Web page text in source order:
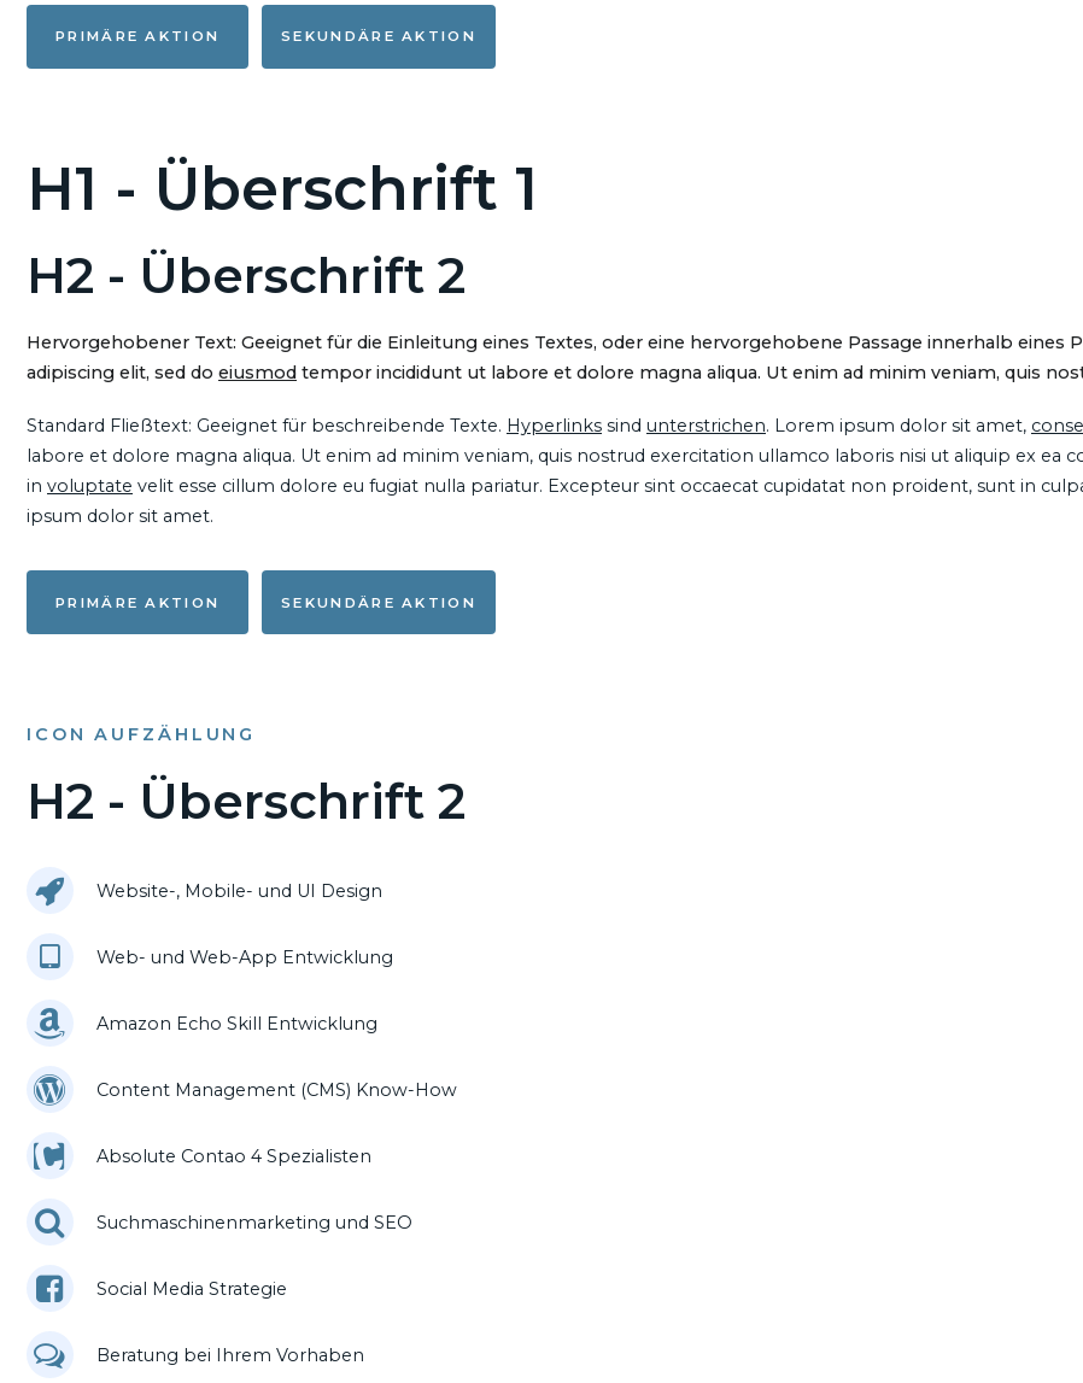
PRIMÄRE AKTION SEKUNDÄRE AKTION
H1 - Überschrift 1
H2 - Überschrift 2
Hervorgehobener Text: Geeignet für die Einleitung eines Textes, oder eine hervorgehobene Passage innerhalb
adipiscing elit, sed do eiusmod tempor incididunt ut labore et dolore magna aliqua. Ut enim ad minim veniam, quis
Standard Fließtext: Geeignet für beschreibende Texte. Hyperlinks sind unterstrichen. Lorem ipsum dolor sit amet,
labore et dolore magna aliqua. Ut enim ad minim veniam, quis nostrud exercitation ullamco laboris nisi ut aliquip ex
in voluptate velit esse cillum dolore eu fugiat nulla pariatur. Excepteur sint occaecat cupidatat non proident, sunt in
ipsum dolor sit amet.
PRIMÄRE AKTION SEKUNDÄRE AKTION
ICON AUFZÄHLUNG
H2 - Überschrift 2
Website-, Mobile- und UI Design
Web- und Web-App Entwicklung
Amazon Echo Skill Entwicklung
Content Management (CMS) Know-How
Absolute Contao 4 Spezialisten
Suchmaschinenmarketing und SEO
Social Media Strategie
Beratung bei Ihrem Vorhaben